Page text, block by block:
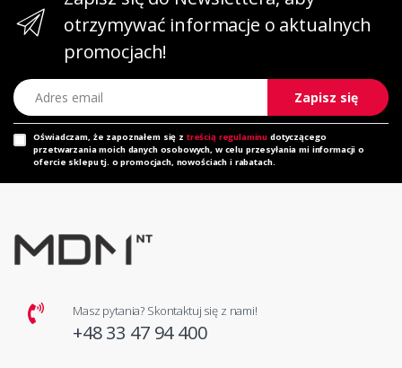
otrzymywać informacje o aktualnych
promocjach!
Adres email
Zapisz się
Oświadczam, że zapoznałem się z treścią regulaminu dotyczącego
przetwarzania moich danych osobowych, w celu przesyłania mi informacji o
ofercie sklepu tj. o promocjach, nowościach i rabatach.
Masz pytania? Skontaktuj się z nami!
+48 33 47 94 400